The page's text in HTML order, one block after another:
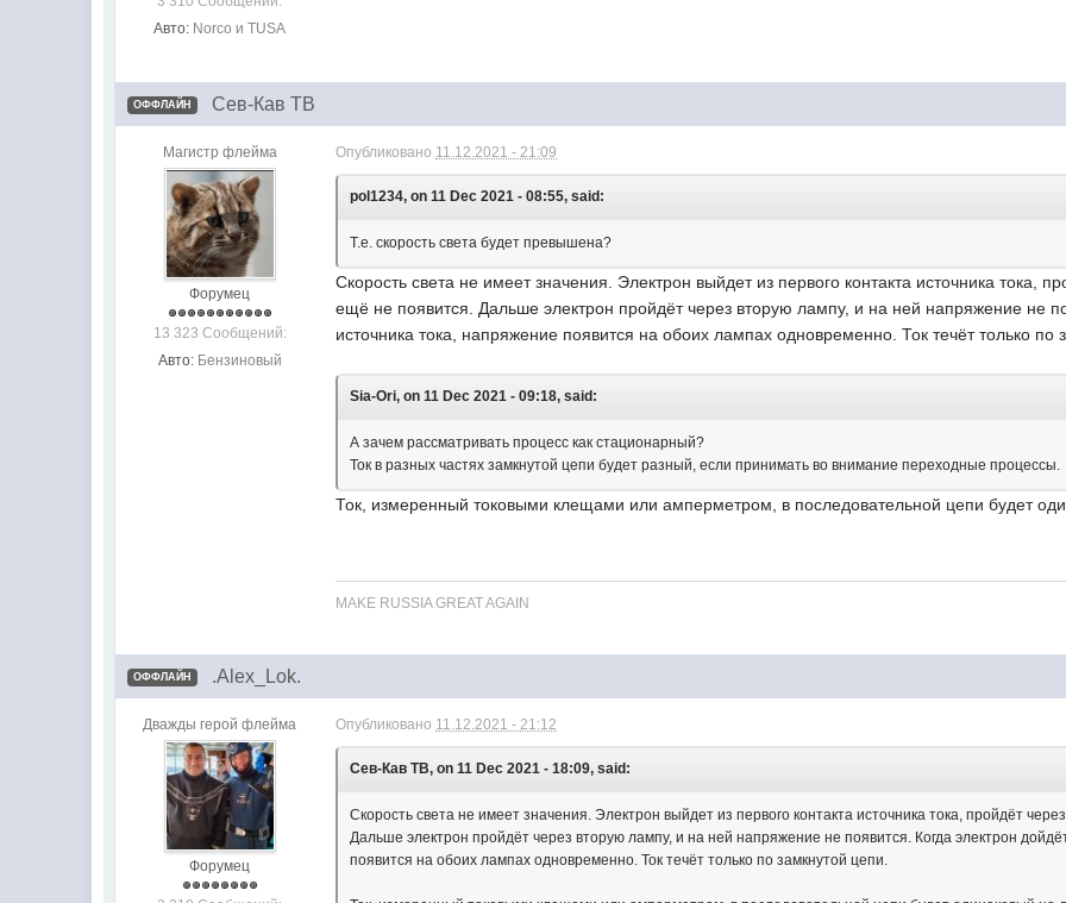
Авто: Norco и TUSA
ОФФЛАЙН Сев-Кав ТВ
Магистр флейма
Форумец
13 323 Сообщений:
Авто: Бензиновый
Опубликовано 11.12.2021 - 21:09
pol1234, on 11 Dec 2021 - 08:55, said:
Т.е. скорость света будет превышена?
Скорость света не имеет значения. Электрон выйдет из первого контакта источника тока,
ещё не появится. Дальше электрон пройдёт через вторую лампу, и на ней напряжение не
источника тока, напряжение появится на обоих лампах одновременно. Ток течёт только по
Sia-Ori, on 11 Dec 2021 - 09:18, said:
А зачем рассматривать процесс как стационарный?
Ток в разных частях замкнутой цепи будет разный, если принимать во внимание переходные процессы.
Ток, измеренный токовыми клещами или амперметром, в последовательной цепи будет
MAKE RUSSIA GREAT AGAIN
ОФФЛАЙН .Alex_Lok.
Дважды герой флейма
Форумец
Опубликовано 11.12.2021 - 21:12
Сев-Кав ТВ, on 11 Dec 2021 - 18:09, said:
Скорость света не имеет значения. Электрон выйдет из первого контакта источника тока, пройдёт
Дальше электрон пройдёт через вторую лампу, и на ней напряжение не появится. Когда электрон
появится на обоих лампах одновременно. Ток течёт только по замкнутой цепи.